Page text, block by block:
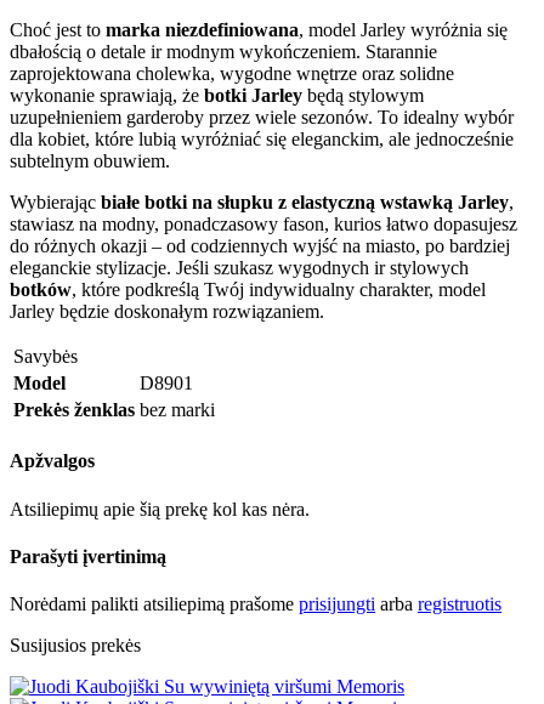
Choć jest to marka niezdefiniowana, model Jarley wyróżnia się
dbałością o detale ir modnym wykończeniem. Starannie
zaprojektowana cholewka, wygodne wnętrze oraz solidne
wykonanie sprawiają, że botki Jarley będą stylowym
uzupełnieniem garderoby przez wiele sezonów. To idealny wybór
dla kobiet, które lubią wyróżniać się eleganckim, ale jednocześnie
subtelnym obuwiem.
Wybierając białe botki na słupku z elastyczną wstawką Jarley,
stawiasz na modny, ponadczasowy fason, kurios łatwo dopasujesz
do różnych okazji – od codziennych wyjść na miasto, po bardziej
eleganckie stylizacje. Jeśli szukasz wygodnych ir stylowych
botków, które podkreślą Twój indywidualny charakter, model
Jarley będzie doskonałym rozwiązaniem.
Savybės
Model
D8901
Prekės ženklas bez marki
Apžvalgos
Atsiliepimų apie šią prekę kol kas nėra.
Parašyti įvertinimą
Norėdami palikti atsiliepimą prašome prisijungti arba registruotis
Susijusios prekės